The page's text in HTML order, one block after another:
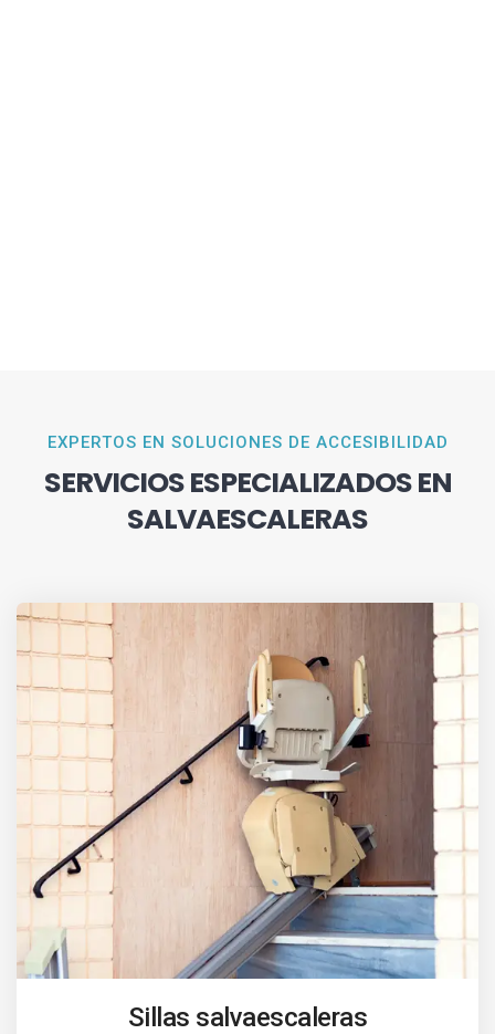
EXPERTOS EN SOLUCIONES DE ACCESIBILIDAD
SERVICIOS ESPECIALIZADOS EN
SALVAESCALERAS
Sillas salvaescaleras